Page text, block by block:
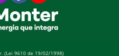
(Lei 9610 de 19/02/1998)